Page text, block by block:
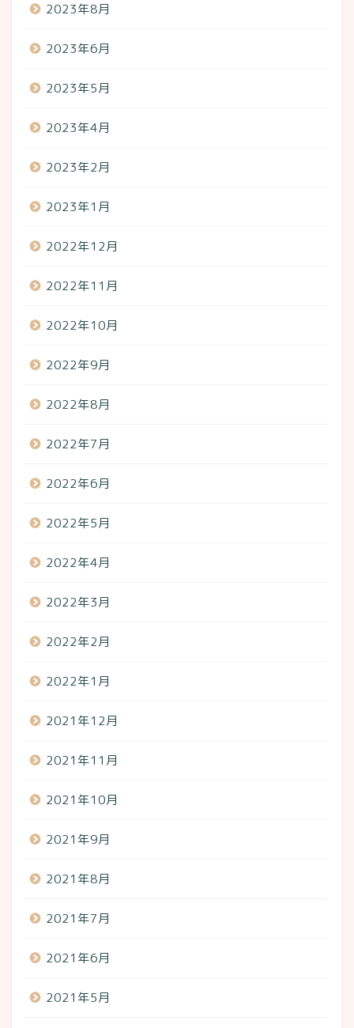
2023年8月
2023年6月
2023年5月
2023年4月
2023年2月
2023年1月
2022年12月
2022年11月
2022年10月
2022年9月
2022年8月
2022年7月
2022年6月
2022年5月
2022年4月
2022年3月
2022年2月
2022年1月
2021年12月
2021年11月
2021年10月
2021年9月
2021年8月
2021年7月
2021年6月
2021年5月